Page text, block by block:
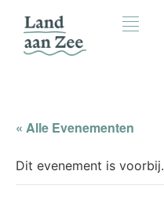
« Alle Evenementen
Dit evenement is voorbij.